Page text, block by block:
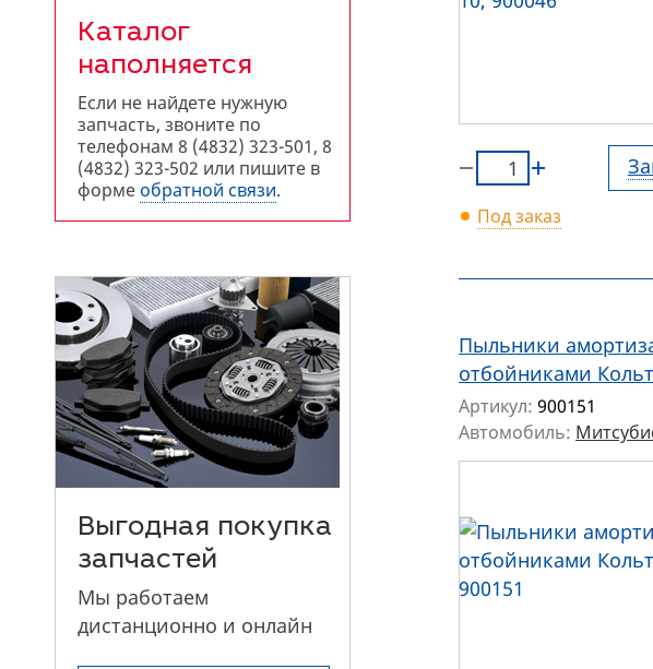
Каталог
наполняется
Если не найдете нужную
запчасть, звоните по
телефонам 8 (4832) 323-501, 8
(4832) 323-502 или пишите в
форме обратной связи.
Выгодная покупка
запчастей
Мы работаем
дистанционно и онлайн
Под заказ
Пыльники
отбойниками
Артикул: 900151
Автомобиль: